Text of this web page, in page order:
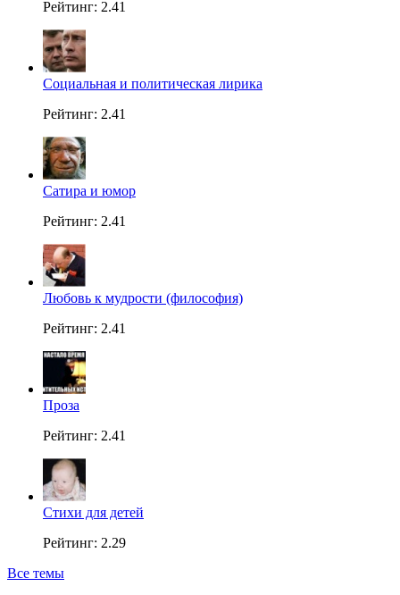
Рейтинг: 2.41
Социальная и политическая лирика
Рейтинг: 2.41
Сатира и юмор
Рейтинг: 2.41
Любовь к мудрости (философия)
Рейтинг: 2.41
Проза
Рейтинг: 2.41
Стихи для детей
Рейтинг: 2.29
Все темы